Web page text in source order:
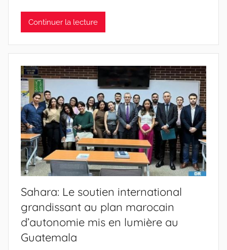
Continuer la lecture
Sahara: Le soutien international
grandissant au plan marocain
d’autonomie mis en lumière au
Guatemala